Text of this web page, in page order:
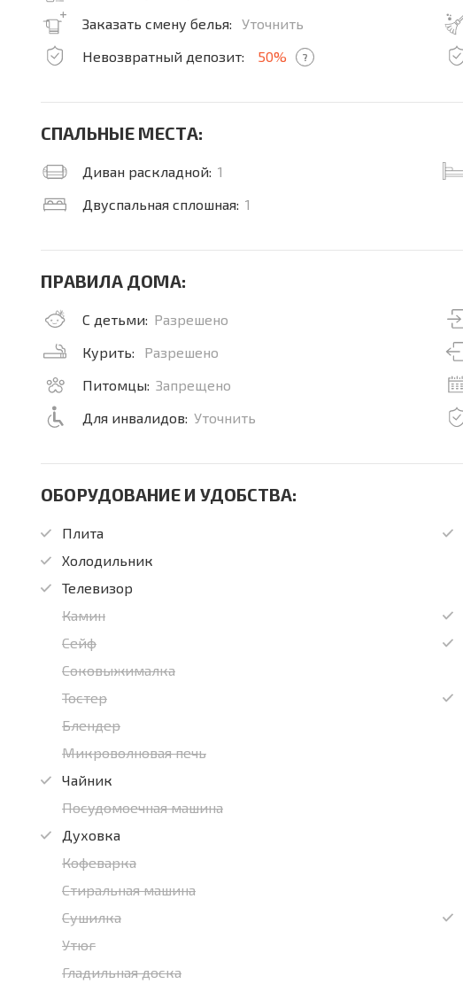
Заказать смену белья:
Уточнить
Невозвратный депозит:
50% ?
СПАЛЬНЫЕ МЕСТА:
Диван раскладной: 1
Двуспальная сплошная: 1
ПРАВИЛА ДОМА:
С детьми: Разрешено
Курить:
Разрешено
Питомцы: Запрещено
Для инвалидов: Уточнить
ОБОРУДОВАНИЕ И УДОБСТВА:
Плита
Холодильник
Телевизор
Камин
Сейф
Соковыжималка
Тостер
Блендер
Микроволновая печь
Чайник
Посудомоечная машина
Духовка
Кофеварка
Стиральная машина
Сушилка
Утюг
Гладильная доска